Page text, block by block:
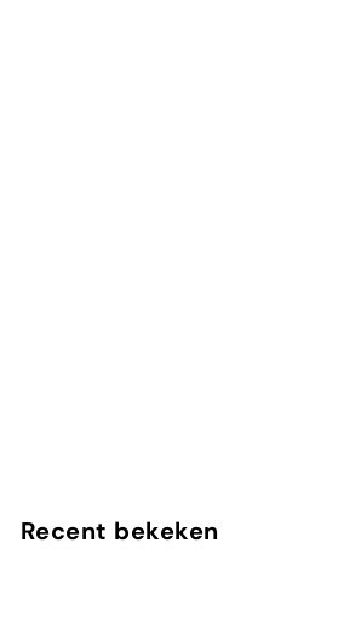
Recent bekeken